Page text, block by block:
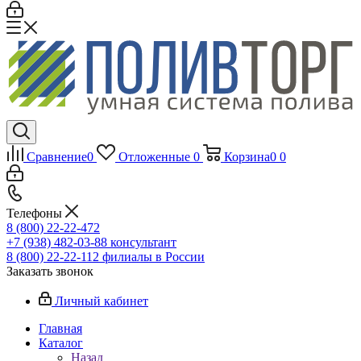
Сравнение0 Отложенные 0 Корзина0 0
Телефоны
8 (800) 22-22-472
+7 (938) 482-03-88 консультант
8 (800) 22-22-112 филиалы в России
Заказать звонок
Личный кабинет
Главная
Каталог
Назад